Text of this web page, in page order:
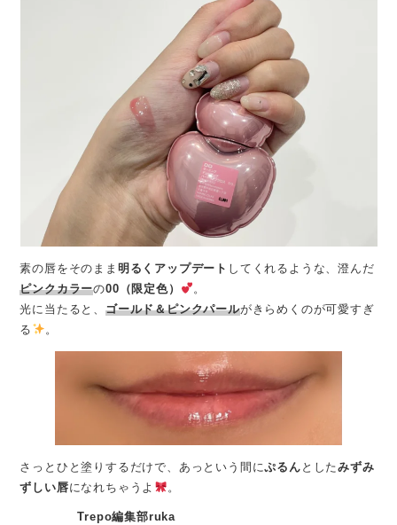
素の唇をそのまま 明るくアップデート してくれるような、澄んだ
ピンクカラーの00（限定色）
。
光に当たると、 ゴールド＆ピンクパールがきらめくのが可愛すぎ
る
。
さっとひと塗りするだけで、あっという間にぷるん としたみずみ
ずしい唇になれちゃうよ 。
Trepo編集部ruka